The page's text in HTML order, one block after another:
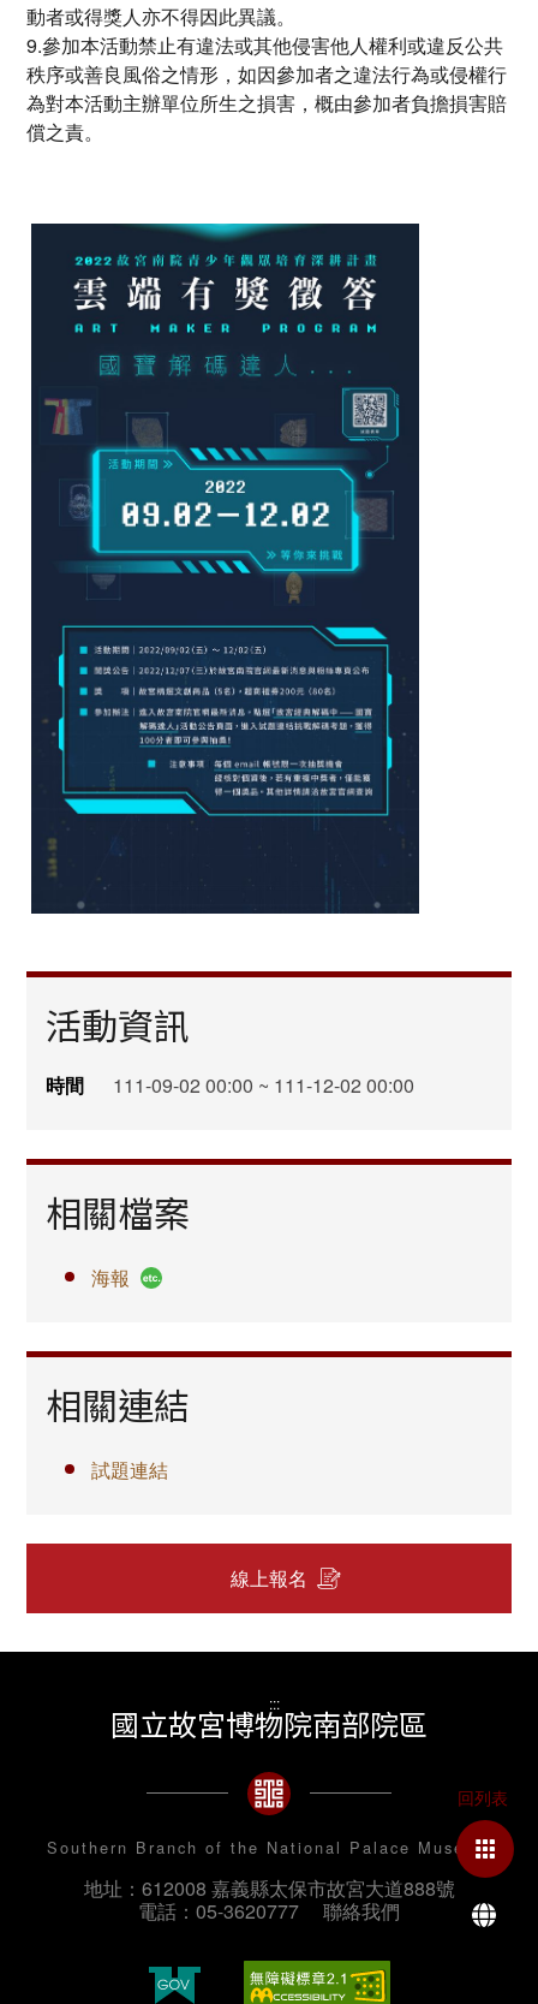
動者或得獎人亦不得因此異議。
9.參加本活動禁止有違法或其他侵害他人權利或違反公共
秩序或善良風俗之情形，如因參加者之違法行為或侵權行
為對本活動主辦單位所生之損害，概由參加者負擔損害賠
償之責。
活動資訊
時間 111-09-02 00:00 ~ 111-12-02 00:00
相關檔案
海報
相關連結
試題連結
線上報名
:::
國立故宮博物院南部院區
Southern Branch of the National Palace Museum
地址：612008 嘉義縣太保市故宮大道888號
電話：05-3620777
聯絡我們